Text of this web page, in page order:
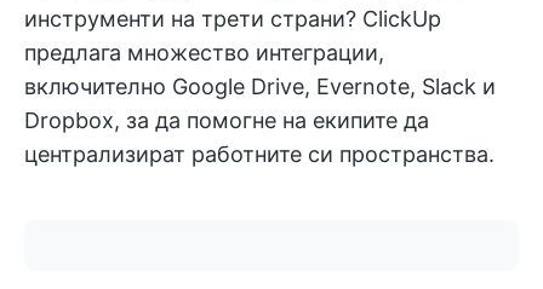
инструменти на трети страни? ClickUp
предлага множество интеграции,
включително Google Drive, Evernote, Slack и
Dropbox, за да помогне на екипите да
централизират работните си пространства.